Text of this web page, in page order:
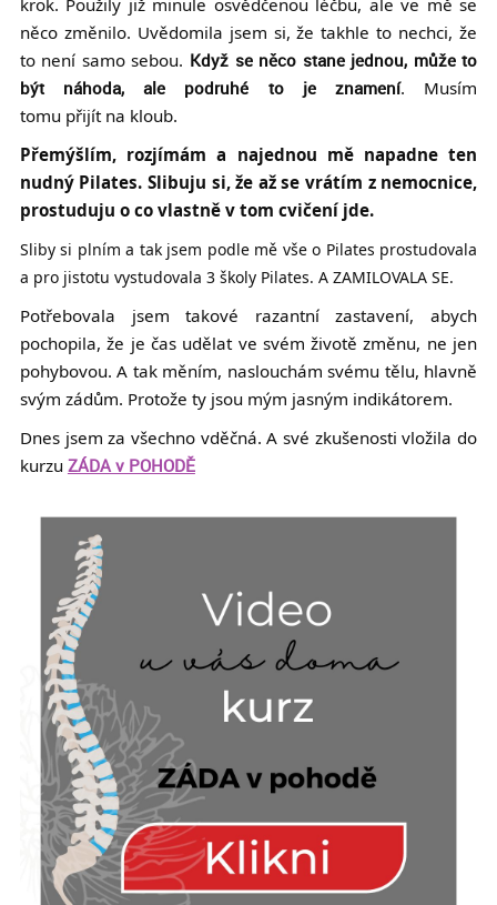
krok. Použily již minule osvědčenou léčbu, ale ve mě se
něco změnilo. Uvědomila jsem si, že takhle to nechci, že
to není samo sebou. Když se něco stane jednou, může to
být náhoda, ale podruhé to je znamení. Musím
tomu přijít na kloub.
Přemýšlím, rozjímám a najednou mě napadne ten
nudný Pilates. Slibuju si, že až se vrátím z nemocnice,
prostuduju o co vlastně v tom cvičení jde.
Sliby si plním a tak jsem podle mě vše o Pilates prostudovala
a pro jistotu vystudovala 3 školy Pilates. A ZAMILOVALA SE.
Potřebovala jsem takové razantní zastavení, abych
pochopila, že je čas udělat ve svém životě změnu, ne jen
pohybovou. A tak měním, naslouchám svému tělu, hlavně
svým zádům. Protože ty jsou mým jasným indikátorem.
Dnes jsem za všechno vděčná. A své zkušenosti vložila do
kurzu ZÁDA v POHODĚ